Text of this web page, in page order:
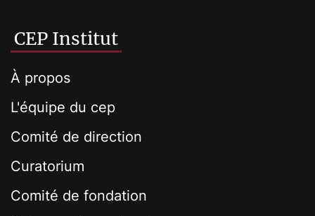
CEP Institut
À propos
L'équipe du cep
Comité de direction
Curatorium
Comité de fondation